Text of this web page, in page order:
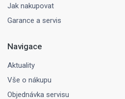
Jak nakupovat
Garance a servis
Navigace
Aktuality
Vše o nákupu
Objednávka servisu